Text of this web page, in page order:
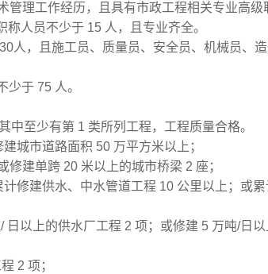
管理工作经历，且具有市政工程相关专业高
称人员不少于 15 人，且专业齐全。
人，且施工员、质量员、安全员、机械员、
少于 75 人。
中至少有第 1 类所列工程，工程质量合格。
城市道路面积 50 万平方米以上；
修建单跨 20 米以上的城市桥梁 2 座；
修建供水、中水管道工程 10 公里以上；或
日以上的供水厂工程 2 项；或修建 5 万吨/日
2 项；